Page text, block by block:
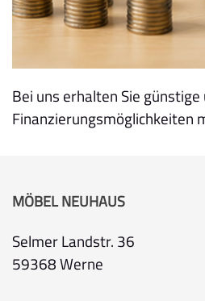
Bei uns erhalten Sie
Finanzierungsmöglichkeiten
MÖBEL NEUHAUS
Selmer Landstr. 36
59368 Werne